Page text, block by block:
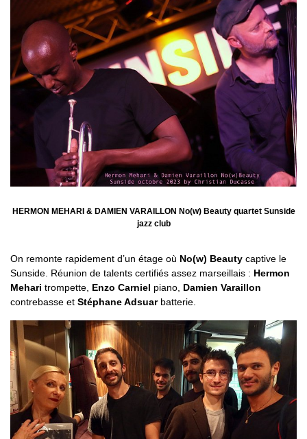
HERMON MEHARI & DAMIEN VARAILLON No(w) Beauty quartet Sunside
jazz club
On remonte rapidement d’un étage où No(w) Beauty captive le
Sunside. Réunion de talents certifiés assez marseillais : Hermon
Mehari trompette, Enzo Carniel piano, Damien Varaillon
contrebasse et Stéphane Adsuarbatterie.